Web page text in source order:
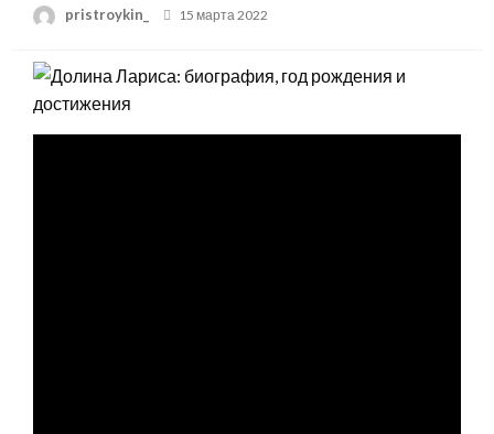
pristroykin_
Posted
15 марта 2022